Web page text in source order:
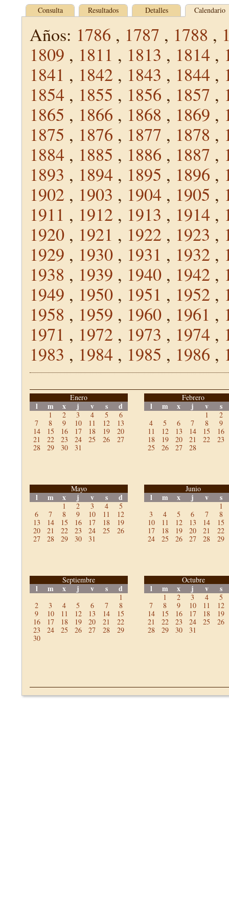
Consulta Resultados Detalles Calendario
Años: 1786 , 1787 , 1788 ,
1809 , 1811 , 1813 , 1814 ,
1841 , 1842 , 1843 , 1844 ,
1854 , 1855 , 1856 , 1857 ,
1865 , 1866 , 1868 , 1869 ,
1875 , 1876 , 1877 , 1878 ,
1884 , 1885 , 1886 , 1887 ,
1893 , 1894 , 1895 , 1896 ,
1902 , 1903 , 1904 , 1905 ,
1911 , 1912 , 1913 , 1914 ,
1920 , 1921 , 1922 , 1923 ,
1929 , 1930 , 1931 , 1932 ,
1938 , 1939 , 1940 , 1942 ,
1949 , 1950 , 1951 , 1952 ,
1958 , 1959 , 1960 , 1961 ,
1971 , 1972 , 1973 , 1974 ,
1983 , 1984 , 1985 , 1986 ,
Enero
l m x j v s d
1 2 3 4 5
6
7
8 9 10 11 12
13
14
15 16 17 18 19
20
21
22 23 24 25 26
27
28
29 30 31
Febrero
l m x j v s
1
2
4
5 6 7 8
9
11
12 13 14 15
16
18
19 20 21 22
23
25
26 27 28
Mayo
l m x j v s d
1 2 3 4
5
6
7 8 9 10 11
12
13
14 15 16 17 18
19
20
21 22 23 24 25
26
27
28 29 30 31
Junio
l m x j v s
1
3
4 5 6 7
8
10
11 12 13 14
15
17
18 19 20 21
22
24
25 26 27 28 29
Septiembre
l m x j v s d
1
2
3 4 5 6 7
8
9
10 11 12 13 14
15
16
17 18 19 20 21
22
23
24 25 26 27 28
29
30
Octubre
l m x j v s
1 2 3 4
5
7
8 9 10 11
12
14
15 16 17 18
19
21
22 23 24 25
26
28
29 30 31